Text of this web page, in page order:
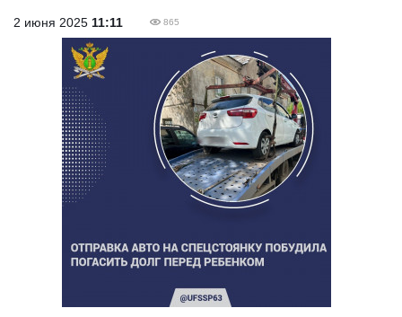
2 июня 2025 11:11 865